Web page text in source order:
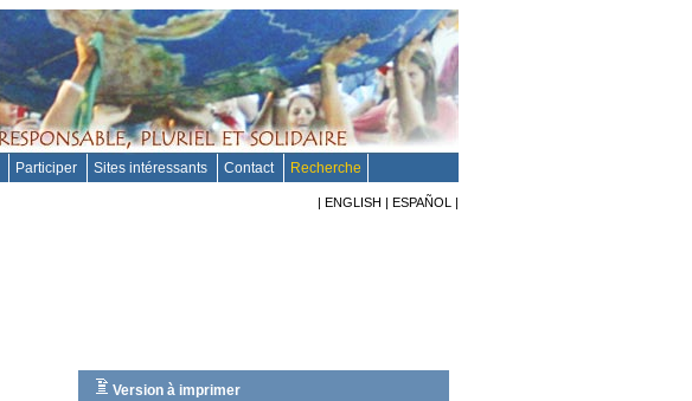
Participer Sites intéressants Contact Recherche
| ENGLISH | ESPAÑOL |
Version à imprimer